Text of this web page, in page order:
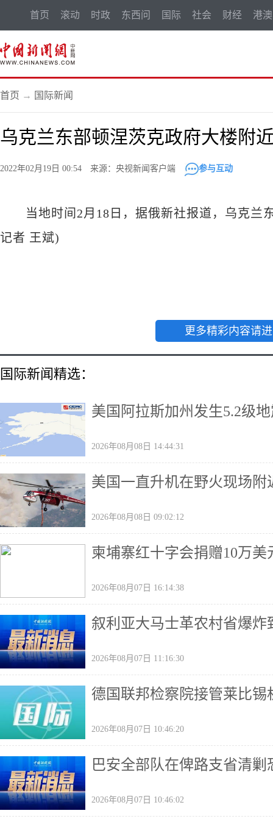
首页 滚动 时政 东西问 国际 社会 财经 港澳
首页 → 国际新闻
乌克兰东部顿涅茨克政府大楼附
2022年02月19日 00:54 来源：央视新闻客户端 参与互动
当地时间2月18日，据俄新社报道，乌克兰
记者 王斌)
更多精彩内容请
国际新闻精选：
美国阿拉斯加州发生5.2级
2026年08月08日 14:44:31
美国一直升机在野火现场
2026年08月08日 09:02:12
柬埔寨红十字会捐赠10万
2026年08月07日 16:14:38
叙利亚大马士革农村省爆炸
2026年08月07日 11:16:30
德国联邦检察院接管莱比
2026年08月07日 10:46:20
巴安全部队在俾路支省清
2026年08月07日 10:46:02